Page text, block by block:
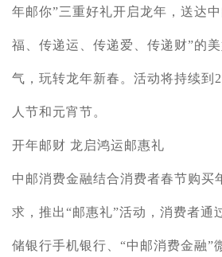
年邮你”三重好礼开启龙年，送达
福、传递运、传递爱、传递财”的
气，玩转龙年新春。活动将持续到
人节和元宵节。
开年邮财 龙启鸿运邮惠礼
中邮消费金融结合消费者春节购买
求，推出“邮惠礼”活动，消费者通
储银行手机银行、“中邮消费金融”